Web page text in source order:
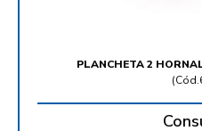
PLANCHETA 2
(